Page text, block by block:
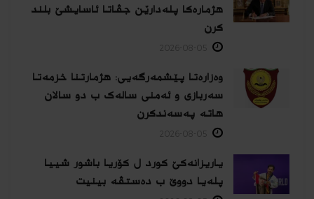
هژمارەكا پلەدارێن جڤاتا ئاسایشێ بلند
كرن
وەزارەتا پێشمەرگەیی: هژمارتنا خزمەتا
سەربازی و ئەمنی سالەک ب دو سالان
هاتە پەسەندكرن
یاریزانەكێ کورد ل کۆریا باشور شییا
پلەیا دووێ ب دەستڤە بینیت